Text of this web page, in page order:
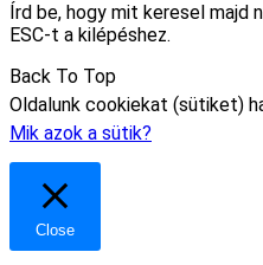
Írd be, hogy mit keresel majd
ESC-t a kilépéshez.
Back To Top
Oldalunk cookiekat (sütiket)
Mik azok a sütik?
Close